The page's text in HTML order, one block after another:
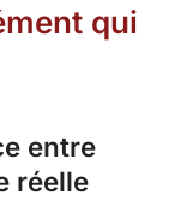
qui
entre
réelle